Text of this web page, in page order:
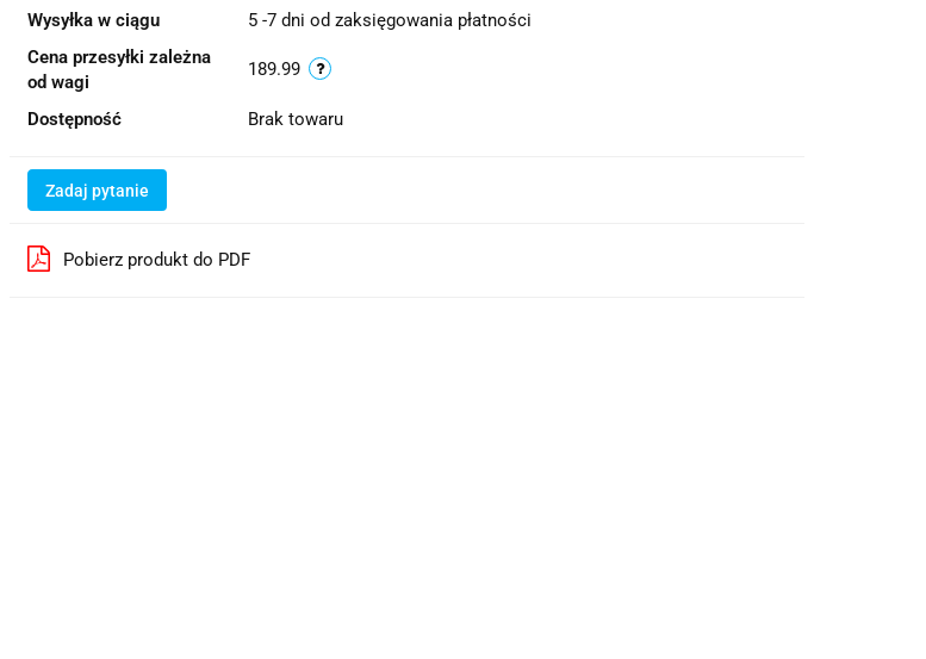
Wysyłka w ciągu
5 -7 dni od zaksięgowania płatności
Cena przesyłki zależna
od wagi
189.99
Dostępność Brak towaru
Zadaj pytanie
Pobierz produkt do PDF